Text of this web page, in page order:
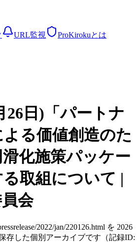
URL監視 ProKirokuとは
26日)「パートナ
る価値創造のた
化施策パッケー
取組について |
会
2022/jan/220126.html を 2026
存した個別アーカイブです（記録ID: